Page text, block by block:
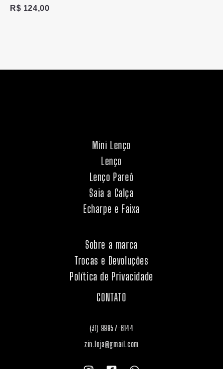
R$ 124,00
Mini Lenço
Lenço
Lenço Pareô
Saia a Calça
Echarpe e Faixa
Sobre a marca
Trocas e Devoluções
Política de Privacidade
CONTATO
(31) 99957-6144
zin.loja@gmail.com